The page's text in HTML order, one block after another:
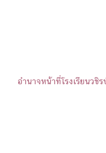
อำนาจหน้าที่โรงเรียนวชิร